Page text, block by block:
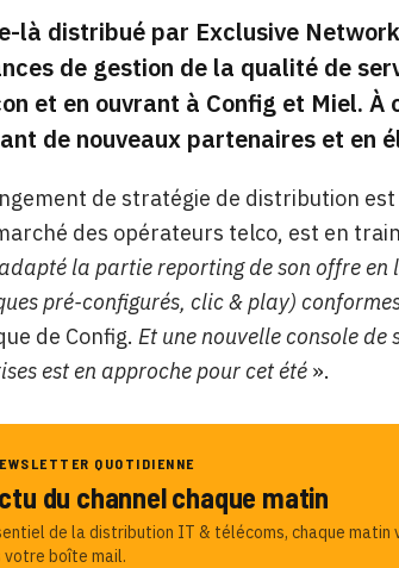
là distribué par Exclusive
de gestion de la qualité de
et en ouvrant à Config et Miel. À
de nouveaux partenaires et en
de stratégie de distribution
des opérateurs telco, est en
la partie reporting de son offre en
pré-configurés, clic & play)
de Config. Et une nouvelle console
est en approche pour cet été ».
QUOTIDIENNE
du channel chaque matin
de la distribution IT & télécoms, chaque matin
votre boîte mail.